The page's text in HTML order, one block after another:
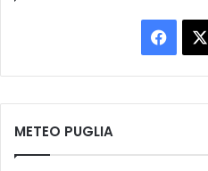
a
c
METEO PUGLIA